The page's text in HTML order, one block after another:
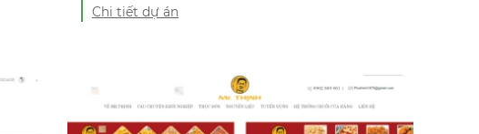
Chi tiết dự án